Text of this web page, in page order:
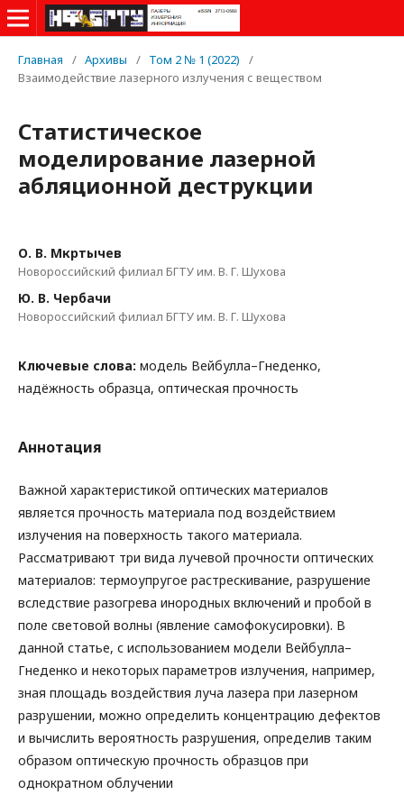
Главная / Архивы / Том 2 № 1 (2022)
/
Взаимодействие лазерного излучения с веществом
Статистическое
моделирование лазерной
абляционной деструкции
О. В. Мкртычев
Новороссийский филиал БГТУ им. В. Г. Шухова
Ю. В. Чербачи
Новороссийский филиал БГТУ им. В. Г. Шухова
Ключевые слова: модель Вейбулла–Гнеденко,
надёжность образца, оптическая прочность
Аннотация
Важной характеристикой оптических материалов
является прочность материала под воздействием
излучения на поверхность такого материала.
Рассматривают три вида лучевой прочности оптических
материалов: термоупругое растрескивание, разрушение
вследствие разогрева инородных включений и пробой в
поле световой волны (явление самофокусировки). В
данной статье, с использованием модели Вейбулла–
Гнеденко и некоторых параметров излучения, например,
зная площадь воздействия луча лазера при лазерном
разрушении, можно определить концентрацию дефектов
и вычислить вероятность разрушения, определив таким
образом оптическую прочность образцов при
однократном облучении